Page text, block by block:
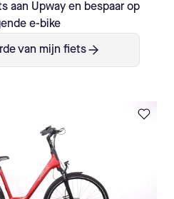
aan Upway en bespaar op
e-bike
van mijn fiets